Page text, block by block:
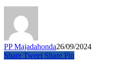
PP Majadahonda26/09/2024
Share Tweet Share Pin